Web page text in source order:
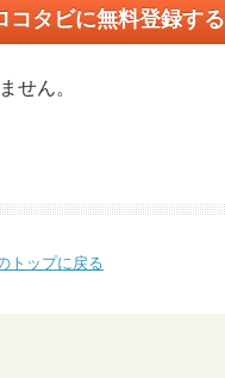
コタビに無料登録する
せん。
トップに戻る